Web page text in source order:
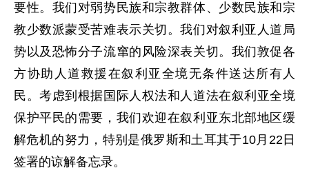
要性。我们对弱势民族和宗教群体、少数民族和宗
教少数派蒙受苦难表示关切。我们对叙利亚人道局
势以及恐怖分子流窜的风险深表关切。我们敦促各
方协助人道救援在叙利亚全境无条件送达所有人
民。考虑到根据国际人权法和人道法在叙利亚全境
保护平民的需要，我们欢迎在叙利亚东北部地区缓
解危机的努力，特别是俄罗斯和土耳其于10月22日
签署的谅解备忘录。